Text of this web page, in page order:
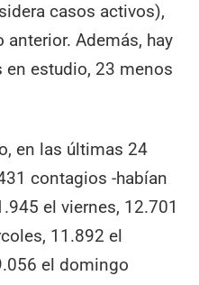
casos activos),
Además, hay
estudio, 23 menos
en las últimas 24
contagios -habían
el viernes, 12.701
11.892 el
el domingo